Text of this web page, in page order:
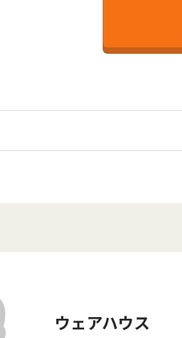
ウェアハウス